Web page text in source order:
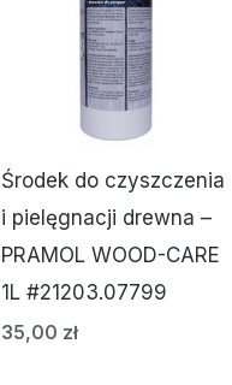
Środek do czyszczenia
i pielęgnacji drewna –
PRAMOL WOOD-CARE
1L #21203.07799
35,00 zł